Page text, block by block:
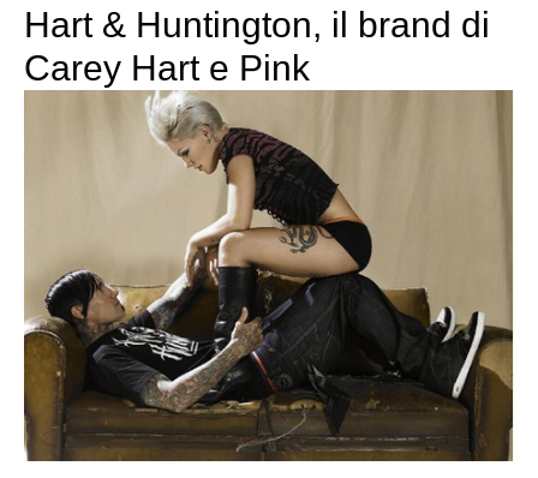
Hart & Huntington, il brand di
Carey Hart e Pink